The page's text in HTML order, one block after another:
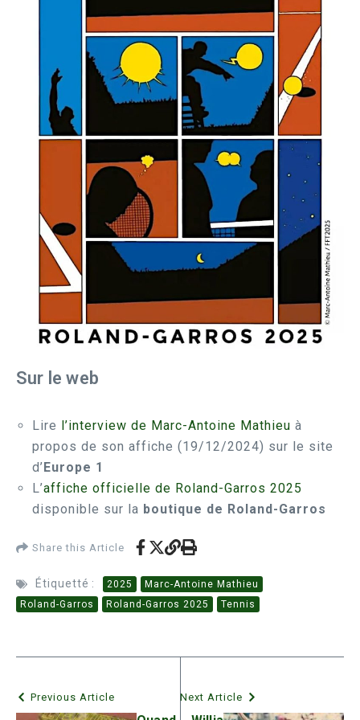
Sur le web
Lire l’interview de Marc-Antoine Mathieu à
propos de son affiche (19/12/2024) sur le site
d’Europe 1
L’affiche officielle de Roland-Garros 2025
disponible sur la boutique de Roland-Garros
Share this Article
Étiquetté : 2025
Marc-Antoine Mathieu
Roland-Garros
Roland-Garros 2025 Tennis
Previous Article Next Article